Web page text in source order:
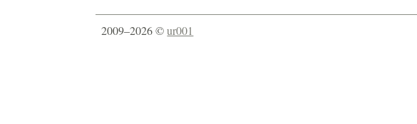
2009–2026 ©ur001